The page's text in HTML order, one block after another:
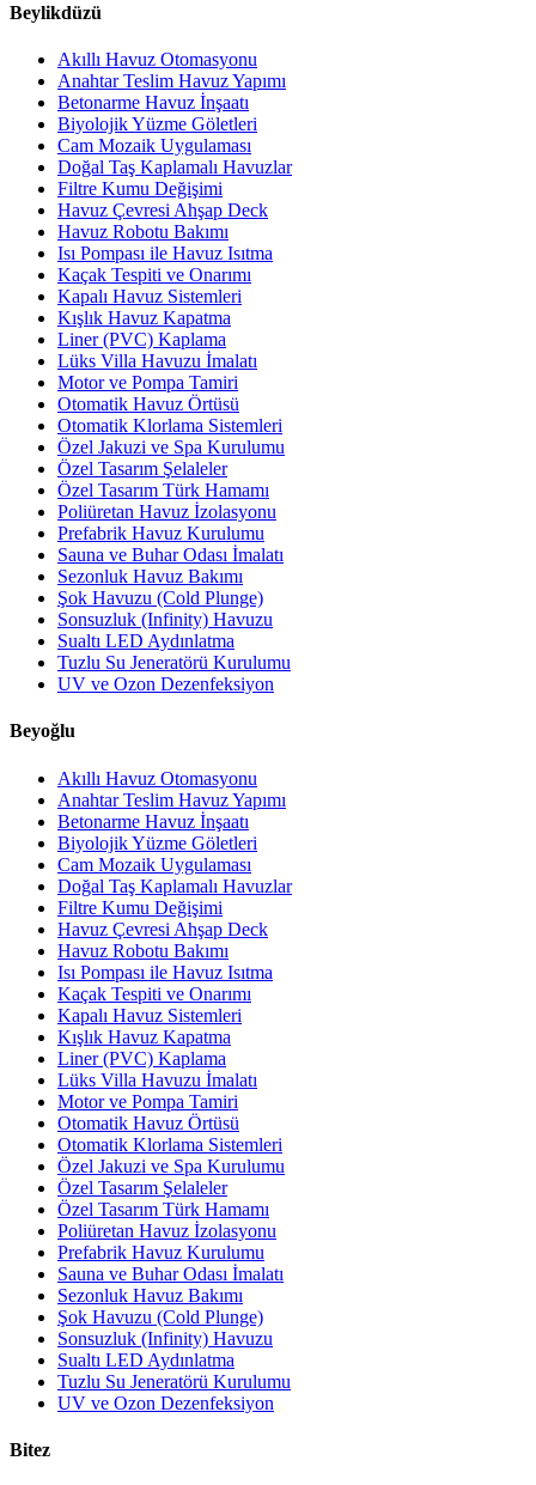
Beylikdüzü
Akıllı Havuz Otomasyonu
Anahtar Teslim Havuz Yapımı
Betonarme Havuz İnşaatı
Biyolojik Yüzme Göletleri
Cam Mozaik Uygulaması
Doğal Taş Kaplamalı Havuzlar
Filtre Kumu Değişimi
Havuz Çevresi Ahşap Deck
Havuz Robotu Bakımı
Isı Pompası ile Havuz Isıtma
Kaçak Tespiti ve Onarımı
Kapalı Havuz Sistemleri
Kışlık Havuz Kapatma
Liner (PVC) Kaplama
Lüks Villa Havuzu İmalatı
Motor ve Pompa Tamiri
Otomatik Havuz Örtüsü
Otomatik Klorlama Sistemleri
Özel Jakuzi ve Spa Kurulumu
Özel Tasarım Şelaleler
Özel Tasarım Türk Hamamı
Poliüretan Havuz İzolasyonu
Prefabrik Havuz Kurulumu
Sauna ve Buhar Odası İmalatı
Sezonluk Havuz Bakımı
Şok Havuzu (Cold Plunge)
Sonsuzluk (Infinity) Havuzu
Sualtı LED Aydınlatma
Tuzlu Su Jeneratörü Kurulumu
UV ve Ozon Dezenfeksiyon
Beyoğlu
Akıllı Havuz Otomasyonu
Anahtar Teslim Havuz Yapımı
Betonarme Havuz İnşaatı
Biyolojik Yüzme Göletleri
Cam Mozaik Uygulaması
Doğal Taş Kaplamalı Havuzlar
Filtre Kumu Değişimi
Havuz Çevresi Ahşap Deck
Havuz Robotu Bakımı
Isı Pompası ile Havuz Isıtma
Kaçak Tespiti ve Onarımı
Kapalı Havuz Sistemleri
Kışlık Havuz Kapatma
Liner (PVC) Kaplama
Lüks Villa Havuzu İmalatı
Motor ve Pompa Tamiri
Otomatik Havuz Örtüsü
Otomatik Klorlama Sistemleri
Özel Jakuzi ve Spa Kurulumu
Özel Tasarım Şelaleler
Özel Tasarım Türk Hamamı
Poliüretan Havuz İzolasyonu
Prefabrik Havuz Kurulumu
Sauna ve Buhar Odası İmalatı
Sezonluk Havuz Bakımı
Şok Havuzu (Cold Plunge)
Sonsuzluk (Infinity) Havuzu
Sualtı LED Aydınlatma
Tuzlu Su Jeneratörü Kurulumu
UV ve Ozon Dezenfeksiyon
Bitez